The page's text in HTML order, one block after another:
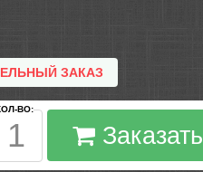
ЗАКАЗ
ВО:
Заказать